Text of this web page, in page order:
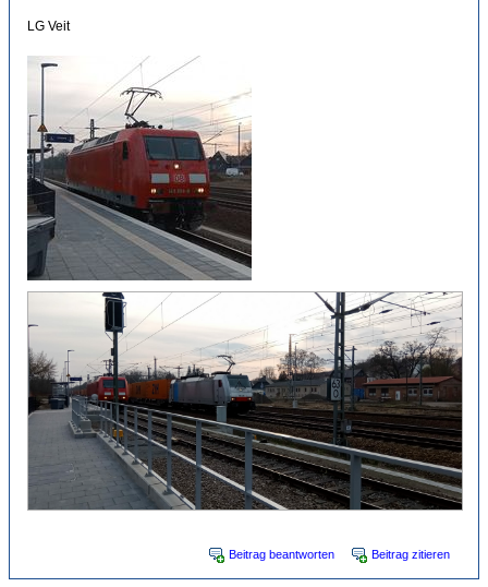
LG Veit
Beitrag beantworten Beitrag zitieren